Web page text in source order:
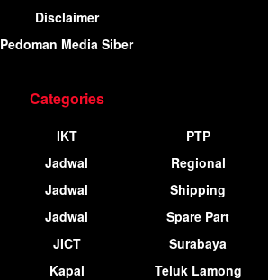
Disclaimer
Pedoman Media Siber
Categories
IKT
Jadwal
Jadwal
Jadwal
JICT
Kapal
PTP
Regional
Shipping
Spare Part
Surabaya
Teluk Lamong